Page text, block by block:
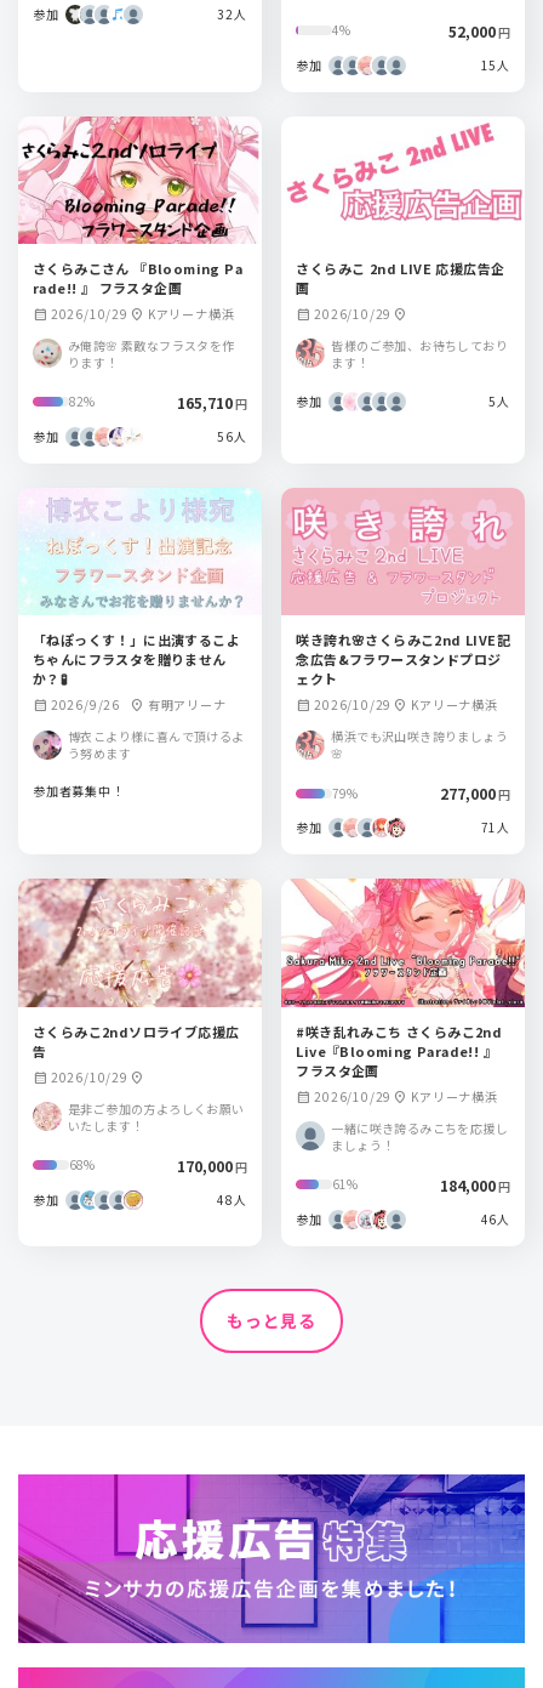
参加 32人
4% 52,000円
参加
15人
さくらみこさん 『Blooming Pa
rade!! 』 フラスタ企画
calendar_month 2026/10/29 location_on Kアリーナ横浜
み俺誇🌸 素敵なフラスタを作
ります！
82% 165,710円
参加
56人
さくらみこ 2nd LIVE 応援広告企
画
calendar_month 2026/10/29 location_on
皆様のご参加、お待ちしており
ます！
参加 5人
「ねぽっくす！」に出演するこよ
ちゃんにフラスタを贈りません
か？🧪
calendar_month 2026/9/26 location_on 有明アリーナ
博衣こより様に喜んで頂けるよ
う努めます
参加者募集中！
咲き誇れ🌸さくらみこ2nd LIVE記
念広告&フラワースタンドプロジ
ェクト
calendar_month 2026/10/29 location_on Kアリーナ横浜
横浜でも沢山咲き誇りましょう
🌸
79% 277,000円
参加
71人
さくらみこ2ndソロライブ応援広
告
calendar_month 2026/10/29 location_on
是非ご参加の方よろしくお願い
いたします！
68% 170,000円
参加
48人
#咲き乱れみこち さくらみこ2nd
Live『Blooming Parade!! 』
フラスタ企画
calendar_month 2026/10/29 location_on Kアリーナ横浜
一緒に咲き誇るみこちを応援し
ましょう！
61% 184,000円
参加
46人
もっと見る